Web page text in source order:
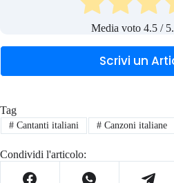
Media voto4.5 /
Scrivi un
Tag
#Cantanti italiani #Canzoni italiane
Condividi l'articolo: